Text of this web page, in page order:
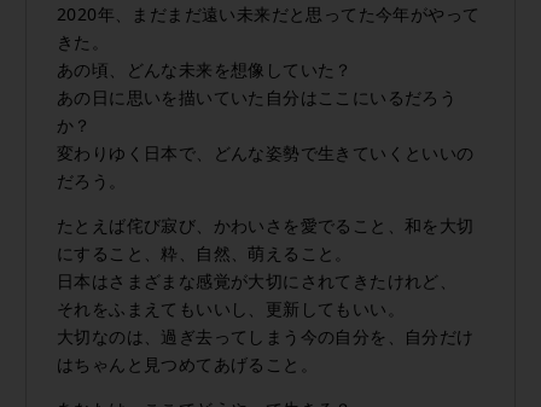
2020年、まだまだ遠い未来だと思ってた今年がやって
きた。
あの頃、どんな未来を想像していた？
あの日に思いを描いていた自分はここにいるだろう
か？
変わりゆく日本で、どんな姿勢で生きていくといいの
だろう。
たとえば侘び寂び、かわいさを愛でること、和を大切
にすること、粋、自然、萌えること。
日本はさまざまな感覚が大切にされてきたけれど、
それをふまえてもいいし、更新してもいい。
大切なのは、過ぎ去ってしまう今の自分を、自分だけ
はちゃんと見つめてあげること。